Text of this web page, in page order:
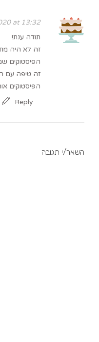
at 13:32
תודה ענת!
זה לא היה
הפיסטוקים
זה טיפה עם
הפיסטוקים
Reply
השאר/י תגובה